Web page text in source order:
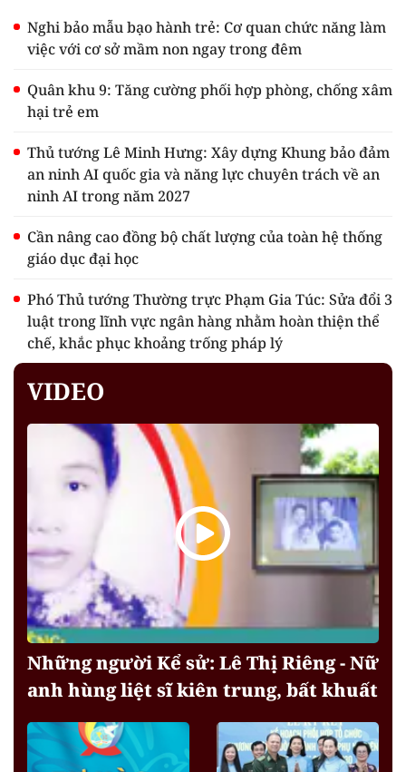
Nghi bảo mẫu bạo hành trẻ: Cơ quan chức năng làm
việc với cơ sở mầm non ngay trong đêm
Quân khu 9: Tăng cường phối hợp phòng, chống xâm
hại trẻ em
Thủ tướng Lê Minh Hưng: Xây dựng Khung bảo đảm
an ninh AI quốc gia và năng lực chuyên trách về an
ninh AI trong năm 2027
Cần nâng cao đồng bộ chất lượng của toàn hệ thống
giáo dục đại học
Phó Thủ tướng Thường trực Phạm Gia Túc: Sửa đổi 3
luật trong lĩnh vực ngân hàng nhằm hoàn thiện thể
chế, khắc phục khoảng trống pháp lý
VIDEO
Những người Kể sử: Lê Thị Riêng - Nữ
anh hùng liệt sĩ kiên trung, bất khuất